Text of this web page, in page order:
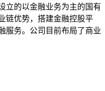
立的以金融业务为主的国有
链优势，搭建金融控股平
服务。公司目前布局了商业